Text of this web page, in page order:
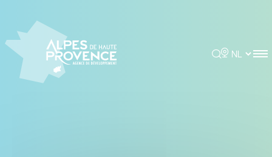
Rechercher
Choisir la